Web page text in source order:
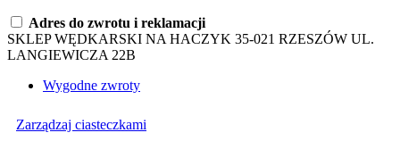
Adres do zwrotu i reklamacji
SKLEP WĘDKARSKI NA HACZYK 35-021 RZESZÓW UL.
LANGIEWICZA 22B
Wygodne zwroty
Zarządzaj ciasteczkami